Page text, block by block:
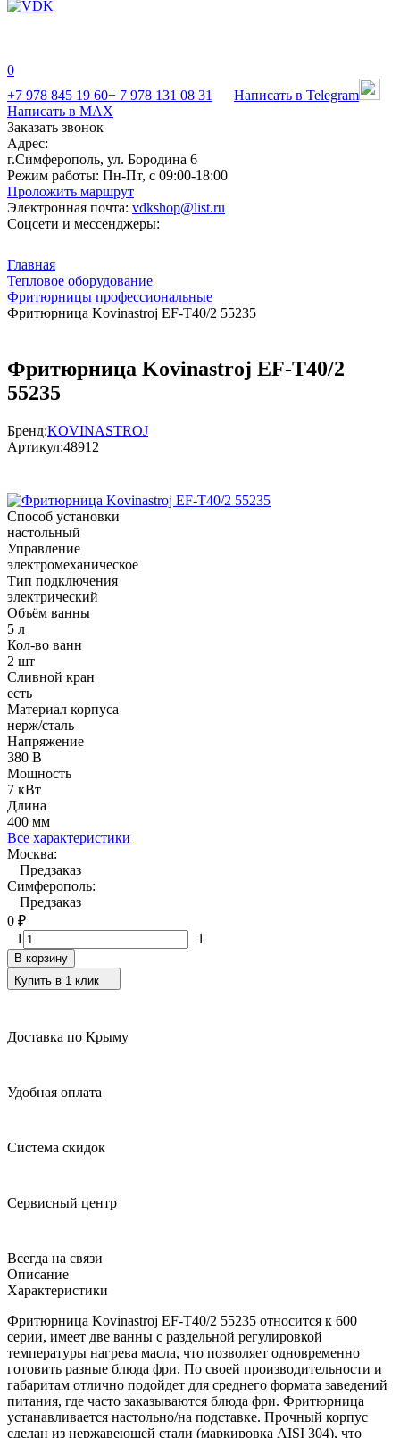
0
+7 978 845 19 60+ 7 978 131 08 31
Написать в Telegram
Написать в MAX
Заказать звонок
Адрес:
г.Симферополь, ул. Бородина 6
Режим работы: Пн-Пт, с 09:00-18:00
Проложить маршрут
Электронная почта: vdkshop@list.ru
Соцсети и мессенджеры:
Главная
Тепловое оборудование
Фритюрницы профессиональные
Фритюрница Kovinastroj EF-T40/2 55235
Фритюрница Kovinastroj EF-T40/2
55235
Бренд:KOVINASTROJ
Артикул:48912
Способ установки
настольный
Управление
электромеханическое
Тип подключения
электрический
Объём ванны
5 л
Кол-во ванн
2 шт
Сливной кран
есть
Материал корпуса
нерж/сталь
Напряжение
380 В
Мощность
7 кВт
Длина
400 мм
Все характеристики
Москва:
Предзаказ
Симферополь:
Предзаказ
0 ₽
1
1
В корзину
Купить в 1 клик
Доставка по Крыму
Удобная оплата
Система скидок
Сервисный центр
Всегда на связи
Описание
Характеристики
Фритюрница Kovinastroj EF-T40/2 55235 относится к 600
серии, имеет две ванны с раздельной регулировкой
температуры нагрева масла, что позволяет одновременно
готовить разные блюда фри. По своей производительности и
габаритам отлично подойдет для среднего формата заведений
питания, где часто заказываются блюда фри. Фритюрница
устанавливается настольно/на подставке. Прочный корпус
сделан из нержавеющей стали (маркировка AISI 304), что